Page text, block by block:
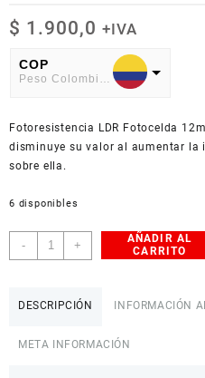
$ 1.900,0 +IVA
COP
American Dollar
Fotoresistencia LDR Fotocelda
disminuye su valor al aumentar la
sobre ella.
6 disponibles
-
Fotoresistencia
o
+
AÑADIR AL
CARRITO
DESCRIPCIÓN INFORMACIÓN
META INFORMACIÓN